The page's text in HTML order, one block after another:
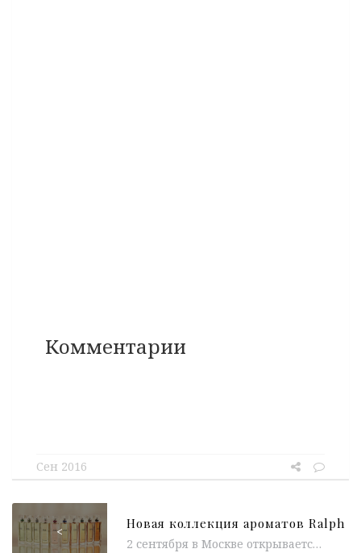
Комментарии
Сен 2016
<
2 сентября в Москве открывается второй парфюмерный бутик Ralph Lauren. По случаю такому случаю, в Москве будет представлена новая коллекция нишевых...